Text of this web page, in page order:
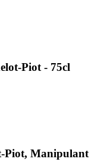
Piot - 75cl
Piot, Manipulant